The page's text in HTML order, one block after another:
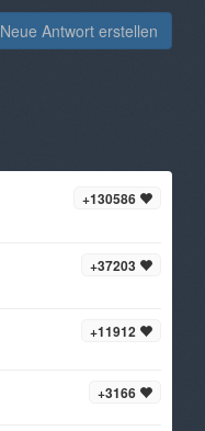
Neue Antwort erstellen
+130586
+37203
+11912
+3166